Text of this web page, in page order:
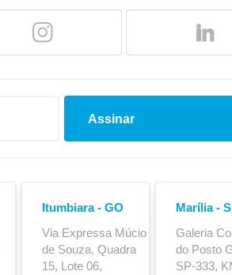
Engate de
Assinar
Itumbiara - GO
Via Expressa Múcio
de Souza, Quadra
15, Lote 06,
Marília -
Galeria
do Posto
SP-333,